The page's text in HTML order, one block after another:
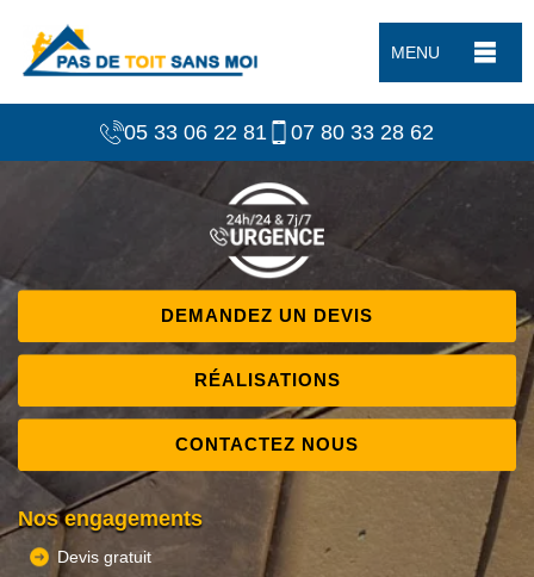
MENU
05 33 06 22 81 07 80 33 28 62
DEMANDEZ UN DEVIS
RÉALISATIONS
CONTACTEZ NOUS
Nos engagements
Devis gratuit